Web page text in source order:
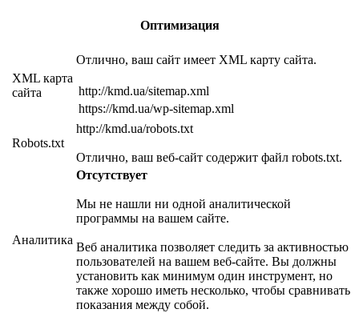
Оптимизация
XML карта
сайта
Отлично, ваш сайт имеет XML карту сайта.
http://kmd.ua/sitemap.xml
https://kmd.ua/wp-sitemap.xml
Robots.txt
http://kmd.ua/robots.txt
Отлично, ваш веб-сайт содержит файл robots.txt.
Аналитика
Отсутствует
Мы не нашли ни одной аналитической
программы на вашем сайте.
Веб аналитика позволяет следить за активностью
пользователей на вашем веб-сайте. Вы должны
установить как минимум один инструмент, но
также хорошо иметь несколько, чтобы сравнивать
показания между собой.